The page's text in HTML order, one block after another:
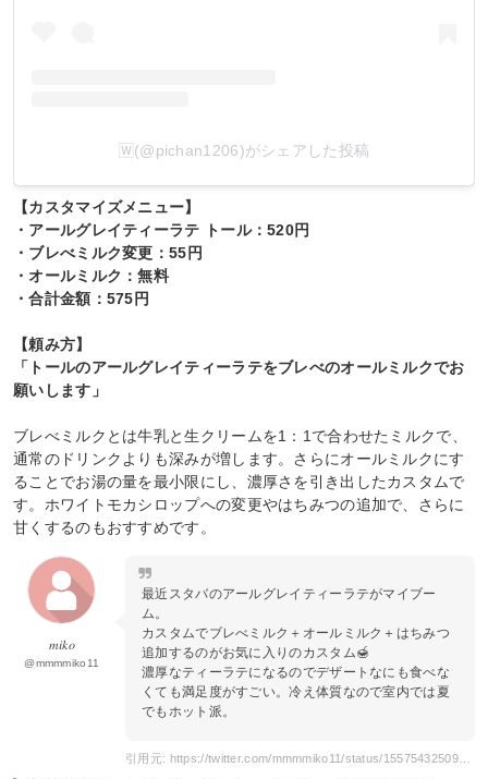
🅆(@pichan1206)がシェアした投稿
【カスタマイズメニュー】
・アールグレイティーラテ トール：520円
・ブレべミルク変更：55円
・オールミルク：無料
・合計金額：575円
【頼み方】
「トールのアールグレイティーラテをブレべのオールミルクでお
願いします」
ブレべミルクとは牛乳と生クリームを1：1で合わせたミルクで、
通常のドリンクよりも深みが増します。さらにオールミルクにす
ることでお湯の量を最小限にし、濃厚さを引き出したカスタムで
す。ホワイトモカシロップへの変更やはちみつの追加で、さらに
甘くするのもおすすめです。
𝑚𝑖𝑘𝑜
@mmmmiko11
最近スタバのアールグレイティーラテがマイブー
ム。
カスタムでブレべミルク＋オールミルク＋はちみつ
追加するのがお気に入りのカスタム🍯
濃厚なティーラテになるのでデザートなにも食べな
くても満足度がすごい。冷え体質なので室内では夏
でもホット派。
引用元: https://twitter.com/mmmmiko11/status/1557543250994798592